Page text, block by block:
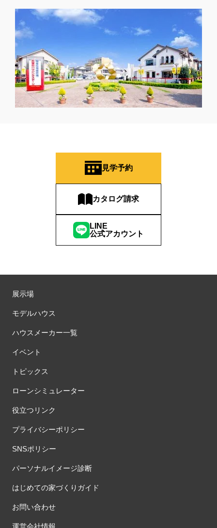
見学予約
カタログ請求
LINE
公式アカウント
展示場
モデルハウス
ハウスメーカー一覧
イベント
トピックス
ローンシミュレーター
役立つリンク
プライバシーポリシー
SNSポリシー
パーソナルイメージ診断
はじめての家づくりガイド
お問い合わせ
運営会社情報